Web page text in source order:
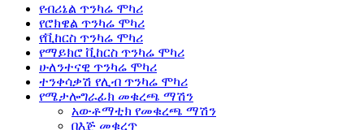
የብሪኔል ጥንካሬ ሞካሪ
የሮክዌል ጥንካሬ ሞካሪ
የቪከርስ ጥንካሬ ሞካሪ
የማይክሮ ቪከርስ ጥንካሬ ሞካሪ
ሁለንተናዊ ጥንካሬ ሞካሪ
ተንቀሳቃሽ የሊብ ጥንካሬ ሞካሪ
የሜታሎግራፊክ መቁረጫ ማሽን
አውቶማቲክ የመቁረጫ ማሽን
በእጅ መቁረጥ